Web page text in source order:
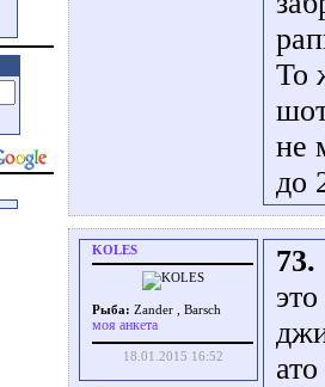
То
не
до
KOLES
Рыба: Zander , Barsch
моя анкета
18.01.2015 16:52
73.